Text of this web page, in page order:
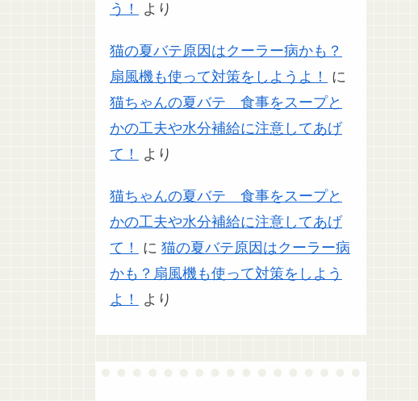
う！
より
猫の夏バテ原因はクーラー病かも？
扇風機も使って対策をしようよ！
に
猫ちゃんの夏バテ 食事をスープと
かの工夫や水分補給に注意してあげ
て！
より
猫ちゃんの夏バテ 食事をスープと
かの工夫や水分補給に注意してあげ
て！
に 猫の夏バテ原因はクーラー病
かも？扇風機も使って対策をしよう
よ！
より